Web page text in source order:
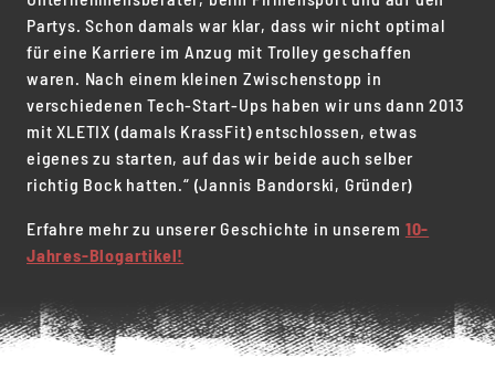
Partys. Schon damals war klar, dass wir nicht optimal
für eine Karriere im Anzug mit Trolley geschaffen
waren. Nach einem kleinen Zwischenstopp in
verschiedenen Tech-Start-Ups haben wir uns dann 2013
mit XLETIX (damals KrassFit) entschlossen, etwas
eigenes zu starten, auf das wir beide auch selber
richtig Bock hatten.“ (Jannis Bandorski, Gründer)
Erfahre mehr zu unserer Geschichte in unserem 10-
Jahres-Blogartikel!